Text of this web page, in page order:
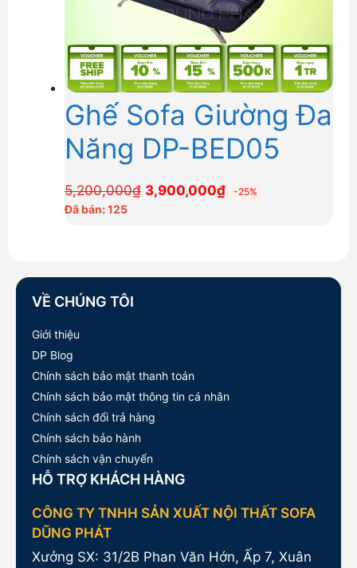
Ghế Sofa Giường Đa
Năng DP-BED05
5,200,000₫ Giá
3,900,000₫Giá
-25%
Đã bán: 125
VỀ CHÚNG TÔI
Giới thiệu
DP Blog
Chính sách bảo mật thanh toán
Chính sách bảo mật thông tin cá nhân
Chính sách đổi trả hàng
Chính sách bảo hành
Chính sách vận chuyển
HỖ TRỢ KHÁCH HÀNG
CÔNG TY TNHH SẢN XUẤT NỘI THẤT SOFA
DŨNG PHÁT
Xưởng SX: 31/2B Phan Văn Hớn, Ấp 7, Xuân